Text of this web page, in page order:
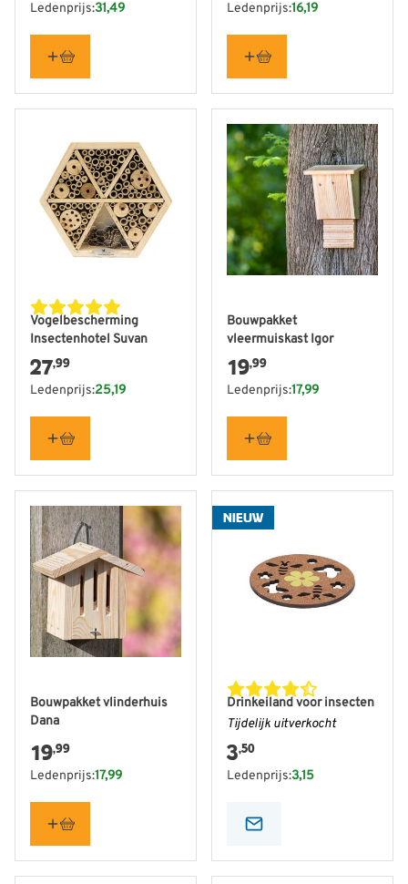
Ledenprijs:31,49 Ledenprijs:16,19
Vogelbescherming
Insectenhotel Suvan
27,99
Ledenprijs:25,19
Bouwpakket
vleermuiskast Igor
19,99
Ledenprijs:17,99
Bouwpakket vlinderhuis
Dana
19,99
Ledenprijs:17,99
NIEUW
Drinkeiland voor insecten
Tijdelijk uitverkocht
3,50
Ledenprijs:3,15